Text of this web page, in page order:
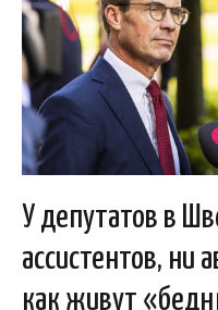
У депутатов в
ассистентов, ни
как живут